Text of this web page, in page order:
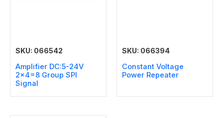
SKU: 066542
Amplifier DC:5-24V
2×4=8 Group SPI
Signal
SKU: 066394
Constant Voltage
Power Repeater